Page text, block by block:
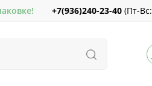
+7(936)240-23-40 (Пт-Вс: